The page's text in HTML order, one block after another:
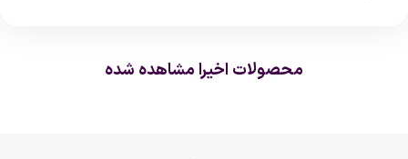
محصولات اخیرا مشاهده شده